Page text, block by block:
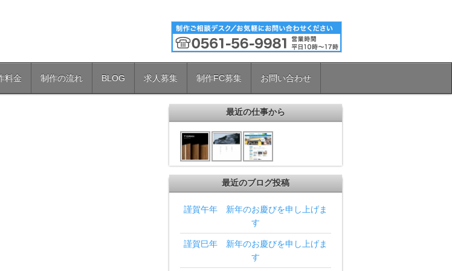
料金 制作の流れ BLOG 求人募集 制作FC募集 お問い合わせ
最近の仕事から
最近のブログ投稿
謹賀午年 新年のお慶びを申し上げま
す
謹賀巳年 新年のお慶びを申し上げま
す